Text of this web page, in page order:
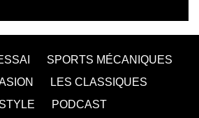
SPORTS MÉCANIQUES
LES CLASSIQUES
PODCAST